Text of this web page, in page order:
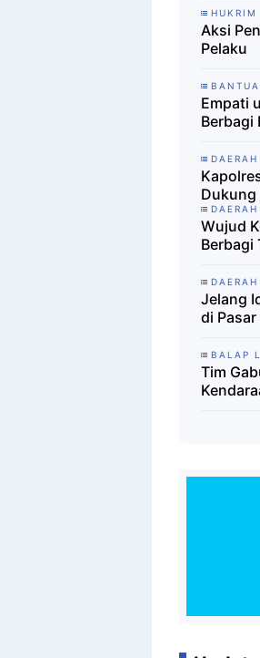
HUKRIM
Aksi
Pelaku
Empati
Berbagi
DAERAH
Dukung
DAERAH
Wujud
Berbagi
DAERAH
Jelang
di Pasar
BALAP
Tim